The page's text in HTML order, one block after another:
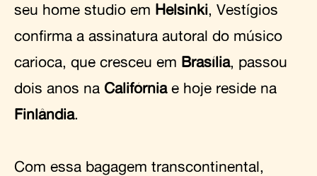
seu home studio em Helsinki, Vestígios
confirma a assinatura autoral do músico
carioca, que cresceu em Brasília, passou
dois anos na Califórniae hoje reside na
Finlândia.
Com essa bagagem transcontinental,